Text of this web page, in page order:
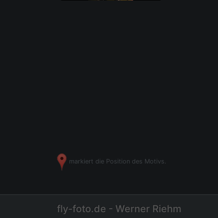
markiert die Position des Motivs.
fly-foto.de - Werner Riehm